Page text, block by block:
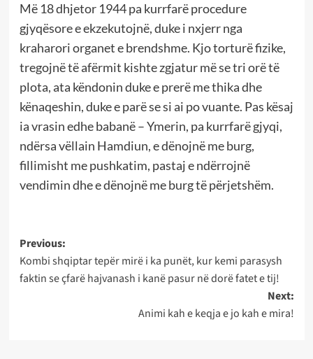
Më 18 dhjetor 1944 pa kurrfarë procedure
gjyqësore e ekzekutojnë, duke i nxjerr nga
kraharori organet e brendshme. Kjo torturë fizike,
tregojnë të afërmit kishte zgjatur më se tri orë të
plota, ata këndonin duke e prerë me thika dhe
kënaqeshin, duke e parë se si ai po vuante. Pas kësaj
ia vrasin edhe babanë – Ymerin, pa kurrfarë gjyqi,
ndërsa vëllain Hamdiun, e dënojnë me burg,
fillimisht me pushkatim, pastaj e ndërrojnë
vendimin dhe e dënojnë me burg të përjetshëm.
Post
navigation
Previous:
Kombi shqiptar tepër mirë i ka punët, kur kemi parasysh
faktin se çfarë hajvanash i kanë pasur në dorë fatet e tij!
Next:
Animi kah e keqja e jo kah e mira!